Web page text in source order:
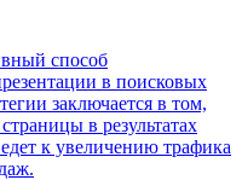
способ
в поисковых
заключается в том,
в результатах
к увеличению трафика